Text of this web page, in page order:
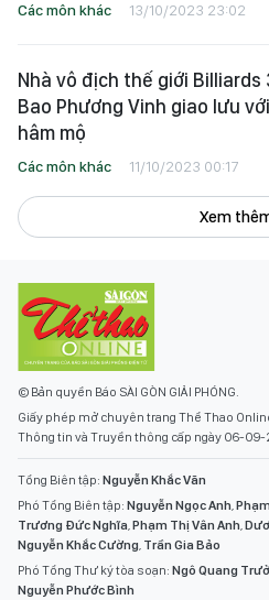
Các môn khác 13/10/2023 23:02
Nhà vô địch thế giới Billiards
Bao Phương Vinh giao lưu
hâm mộ
Các môn khác 11/10/2023 00:17
Xem
© Bản quyền Báo SÀI GÒN GIẢI PHÓNG.
Giấy phép mở chuyên trang Thể Thao
Thông tin và Truyền thông cấp ngày 06-
Tổng Biên tập: Nguyễn Khắc Văn
Phó Tổng Biên tập: Nguyễn Ngọc Anh,
Trương Đức Nghĩa,Phạm Thị Vân Anh,
Nguyễn Khắc Cường, Trần Gia Bảo
Phó Tổng Thư ký tòa soạn: Ngô Quang
Nguyễn Phước Bình